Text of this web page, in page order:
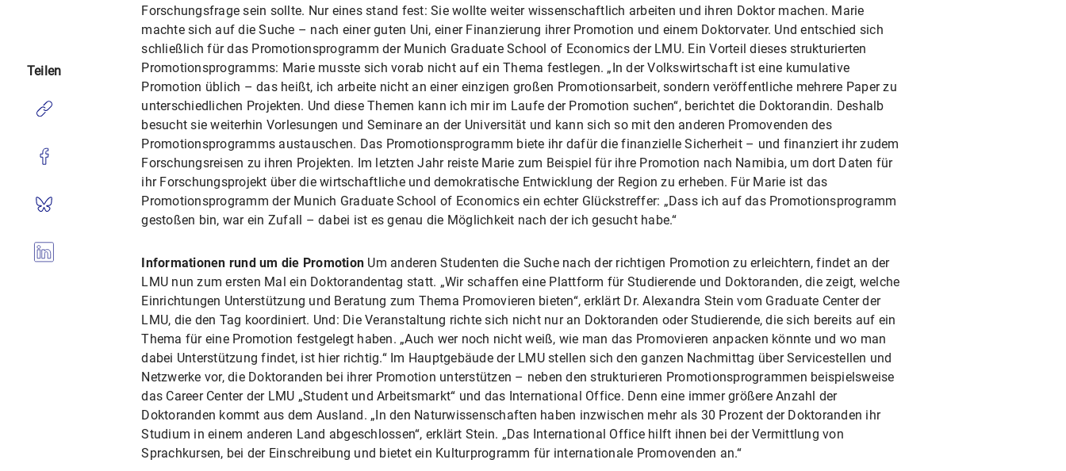
Forschungsfrage sein sollte. Nur eines stand fest: Sie wollte weiter wissenschaftlich arbeiten und ihren Doktor machen. Marie
machte sich auf die Suche – nach einer guten Uni, einer Finanzierung ihrer Promotion und einem Doktorvater. Und entschied sich
schließlich für das Promotionsprogramm der Munich Graduate School of Economics der LMU. Ein Vorteil dieses strukturierten
Promotionsprogramms: Marie musste sich vorab nicht auf ein Thema festlegen. „In der Volkswirtschaft ist eine kumulative
Promotion üblich – das heißt, ich arbeite nicht an einer einzigen großen Promotionsarbeit, sondern veröffentliche mehrere Paper zu
unterschiedlichen Projekten. Und diese Themen kann ich mir im Laufe der Promotion suchen“, berichtet die Doktorandin. Deshalb
besucht sie weiterhin Vorlesungen und Seminare an der Universität und kann sich so mit den anderen Promovenden des
Promotionsprogramms austauschen. Das Promotionsprogramm biete ihr dafür die finanzielle Sicherheit – und finanziert ihr zudem
Forschungsreisen zu ihren Projekten. Im letzten Jahr reiste Marie zum Beispiel für ihre Promotion nach Namibia, um dort Daten für
ihr Forschungsprojekt über die wirtschaftliche und demokratische Entwicklung der Region zu erheben. Für Marie ist das
Promotionsprogramm der Munich Graduate School of Economics ein echter Glückstreffer: „Dass ich auf das Promotionsprogramm
gestoßen bin, war ein Zufall – dabei ist es genau die Möglichkeit nach der ich gesucht habe.“
Informationen rund um die Promotion Um anderen Studenten die Suche nach der richtigen Promotion zu erleichtern, findet an der
LMU nun zum ersten Mal ein Doktorandentag statt. „Wir schaffen eine Plattform für Studierende und Doktoranden, die zeigt, welche
Einrichtungen Unterstützung und Beratung zum Thema Promovieren bieten“, erklärt Dr. Alexandra Stein vom Graduate Center der
LMU, die den Tag koordiniert. Und: Die Veranstaltung richte sich nicht nur an Doktoranden oder Studierende, die sich bereits auf ein
Thema für eine Promotion festgelegt haben. „Auch wer noch nicht weiß, wie man das Promovieren anpacken könnte und wo man
dabei Unterstützung findet, ist hier richtig.“ Im Hauptgebäude der LMU stellen sich den ganzen Nachmittag über Servicestellen und
Netzwerke vor, die Doktoranden bei ihrer Promotion unterstützen – neben den strukturieren Promotionsprogrammen beispielsweise
das Career Center der LMU „Student und Arbeitsmarkt“ und das International Office. Denn eine immer größere Anzahl der
Doktoranden kommt aus dem Ausland. „In den Naturwissenschaften haben inzwischen mehr als 30 Prozent der Doktoranden ihr
Studium in einem anderen Land abgeschlossen“, erklärt Stein. „Das International Office hilft ihnen bei der Vermittlung von
Sprachkursen, bei der Einschreibung und bietet ein Kulturprogramm für internationale Promovenden an.“
Teilen